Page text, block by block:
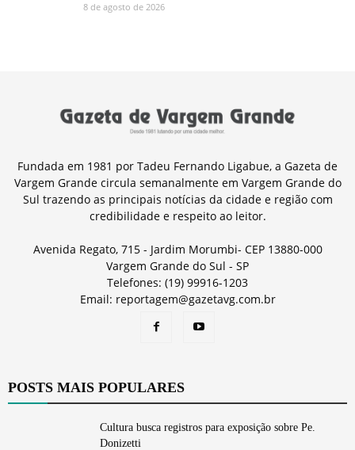
8 de agosto de 2026
Fundada em 1981 por Tadeu Fernando Ligabue, a Gazeta de
Vargem Grande circula semanalmente em Vargem Grande do
Sul trazendo as principais notícias da cidade e região com
credibilidade e respeito ao leitor.
Avenida Regato, 715 - Jardim Morumbi- CEP 13880-000
Vargem Grande do Sul - SP
Telefones: (19) 99916-1203
Email: reportagem@gazetavg.com.br
POSTS MAIS POPULARES
Cultura busca registros para exposição sobre Pe.
Donizetti